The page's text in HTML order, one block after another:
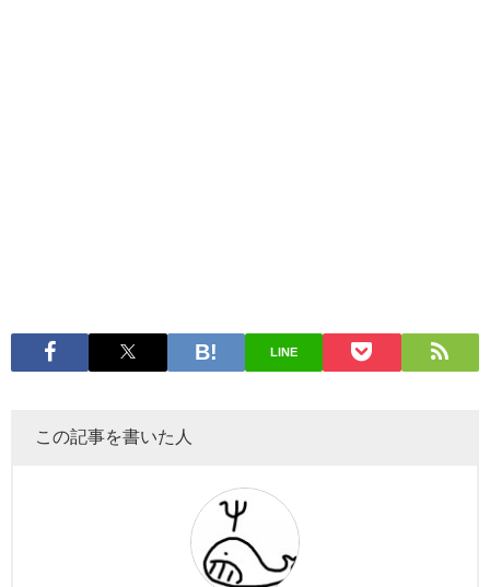
LINE
この記事を書いた人